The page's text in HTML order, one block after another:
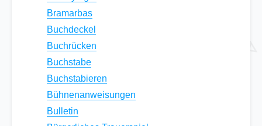
Bramarbas
Buchdeckel
Buchrücken
Buchstabe
Buchstabieren
Bühnenanweisungen
Bulletin